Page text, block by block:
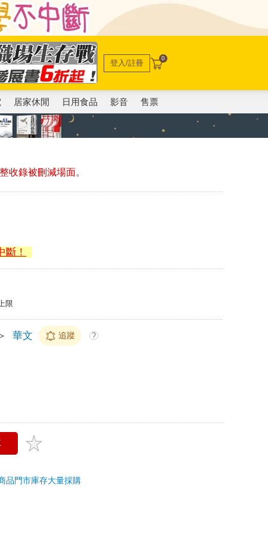
登入/註冊 0
居家休閒 日用食品 影音 售票
收錄被刪減場面。
斷！
限
華文 追蹤 ?
品門市庫存大量採購